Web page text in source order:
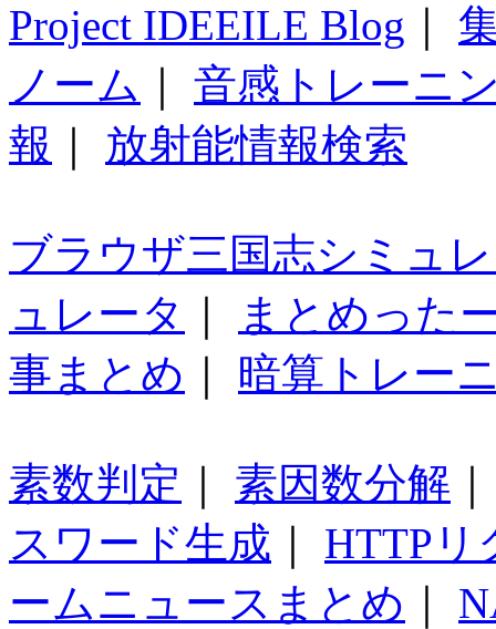
Project IDEEILE Blog
ノーム
音感トレーニ
報
放射能情報検索
ブラウザ三国志シミュ
ュレータ
まとめった
事まとめ
暗算トレー
素数判定 素因数分解
スワード生成
HTTPリ
ームニュースまとめ